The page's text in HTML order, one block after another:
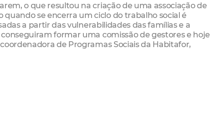
o que resultou na criação de uma associação de
se encerra um ciclo do trabalho social é
a partir das vulnerabilidades das famílias e a
formar uma comissão de gestores e hoje
de Programas Sociais da Habitafor,